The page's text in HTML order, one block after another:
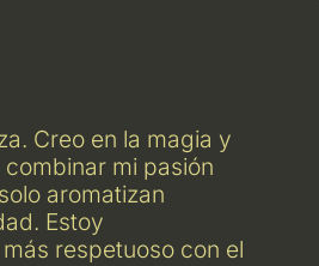
Creo en la magia y
mi pasión
aromatizan
Estoy
respetuoso con el